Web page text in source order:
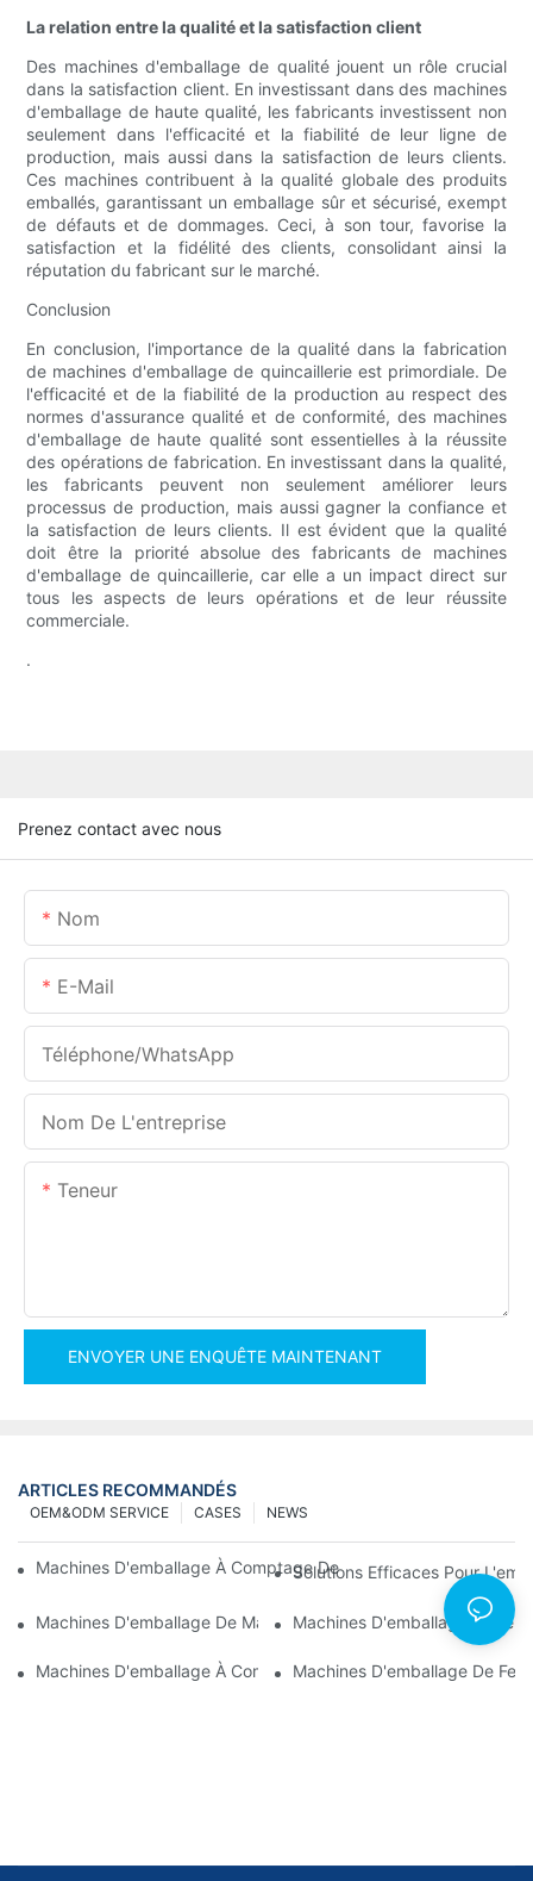
La relation entre la qualité et la satisfaction client
Des machines d'emballage de qualité jouent un rôle crucial
dans la satisfaction client. En investissant dans des machines
d'emballage de haute qualité, les fabricants investissent non
seulement dans l'efficacité et la fiabilité de leur ligne de
production, mais aussi dans la satisfaction de leurs clients.
Ces machines contribuent à la qualité globale des produits
emballés, garantissant un emballage sûr et sécurisé, exempt
de défauts et de dommages. Ceci, à son tour, favorise la
satisfaction et la fidélité des clients, consolidant ainsi la
réputation du fabricant sur le marché.
Conclusion
En conclusion, l'importance de la qualité dans la fabrication
de machines d'emballage de quincaillerie est primordiale. De
l'efficacité et de la fiabilité de la production au respect des
normes d'assurance qualité et de conformité, des machines
d'emballage de haute qualité sont essentielles à la réussite
des opérations de fabrication. En investissant dans la qualité,
les fabricants peuvent non seulement améliorer leurs
processus de production, mais aussi gagner la confiance et
la satisfaction de leurs clients. Il est évident que la qualité
doit être la priorité absolue des fabricants de machines
d'emballage de quincaillerie, car elle a un impact direct sur
tous les aspects de leurs opérations et de leur réussite
commerciale.
.
Prenez contact avec nous
Nom
E-Mail
Téléphone/WhatsApp
Nom De L'entreprise
Teneur
ENVOYER UNE ENQUÊTE MAINTENANT
ARTICLES RECOMMANDÉS
NEWS
CASES
OEM&ODM SERVICE
Machines D'emballage À Comptage De Vis Pour Des Résultats
Solutions Efficaces Pour
Machines D'emballage De Matériel De Pointe Pour Un Contrôle
Machines D'emballage Et De
Machines D'emballage À Comptage De Vis : L'outil Ultime Pour
Machines D'emballage De